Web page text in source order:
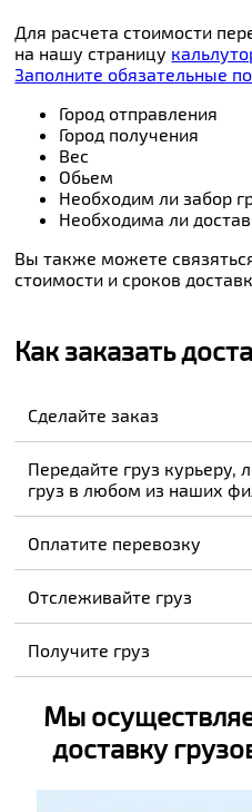
Для расчета стоимости
на нашу страницу
Заполните обязательные
Город отправления
Город получения
Вес
Обьем
Необходим ли забор
Необходима ли
Вы также можете
стоимости и сроков
Как заказать
Сделайте заказ
Передайте груз курьеру,
груз в любом из наших
Оплатите перевозку
Отслеживайте груз
Получите груз
Мы
доставку